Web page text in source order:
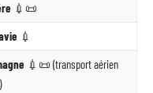
💉📜
💉
💉📜 (transport aérien